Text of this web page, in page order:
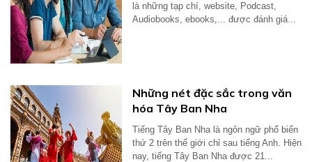
là những tạp chí, website, Podcast,
Audiobooks, ebooks,... được đánh giá...
Những nét đặc sắc trong văn
hóa Tây Ban Nha
Tiếng Tây Ban Nha là ngôn ngữ phổ biến
thứ 2 trên thế giới chỉ sau tiếng Anh. Hiện
nay, tiếng Tây Ban Nha được 21...